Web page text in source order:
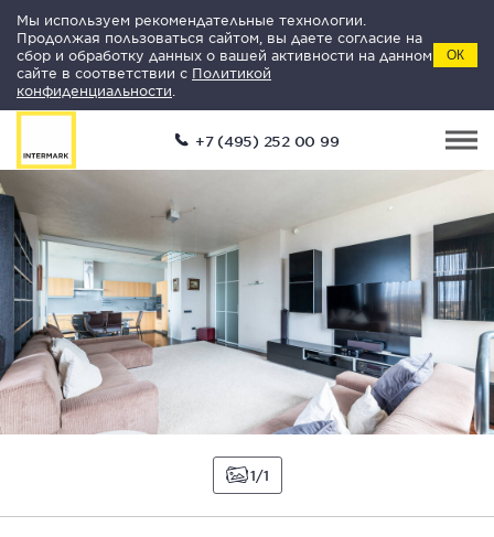
Мы используем рекомендательные технологии.
Продолжая пользоваться сайтом, вы даете согласие на
сбор и обработку данных о вашей активности на данном
сайте в соответствии с Политикой
конфиденциальности
ОК
+7 (495) 252 00 99
1 1